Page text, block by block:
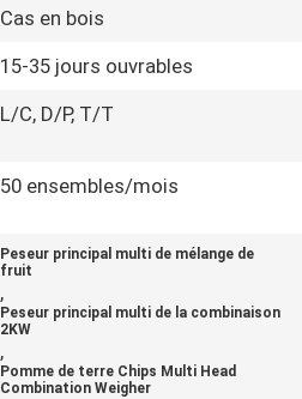
Cas en bois
15-35 jours ouvrables
L/C, D/P, T/T
50 ensembles/mois
Peseur principal multi de mélange de
fruit
,
Peseur principal multi de la combinaison
2KW
,
Pomme de terre Chips Multi Head
Combination Weigher